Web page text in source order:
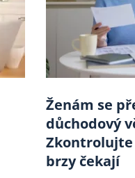
Ženám se
důchodový
Zkontrolujte
brzy čekají